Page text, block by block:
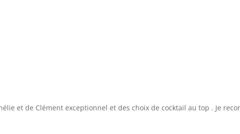
et de Clément exceptionnel et des choix de cocktail au top . Je